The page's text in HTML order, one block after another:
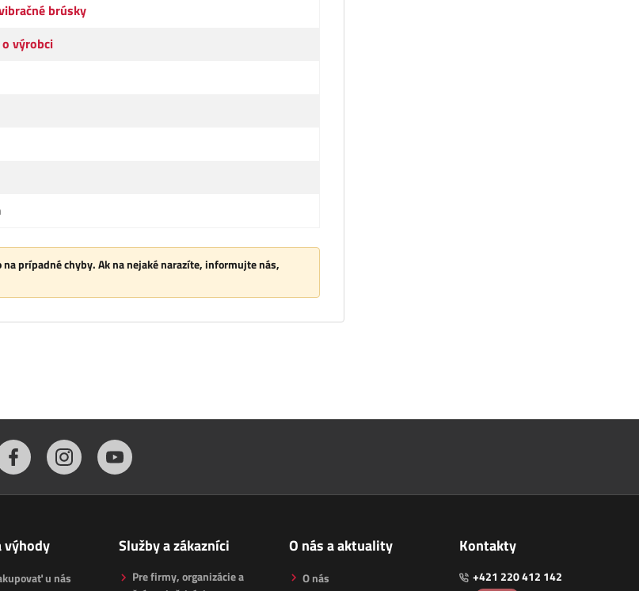
brúsky
výrobci
prípadné chyby. Ak na nejaké narazíte, informujte nás,
výhody
u nás
Služby a zákazníci
Pre firmy, organizácie a
O nás a aktuality
O nás
Kontakty
+421 220 412 142